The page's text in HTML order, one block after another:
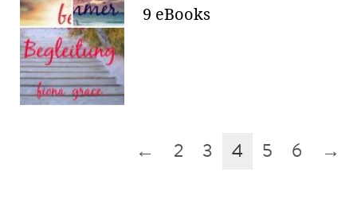
9 eBooks
← 2 3 4 5 6 →